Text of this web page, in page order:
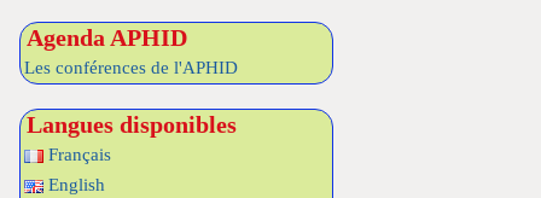
Agenda APHID
Les conférences de l'APHID
Langues disponibles
Français
English